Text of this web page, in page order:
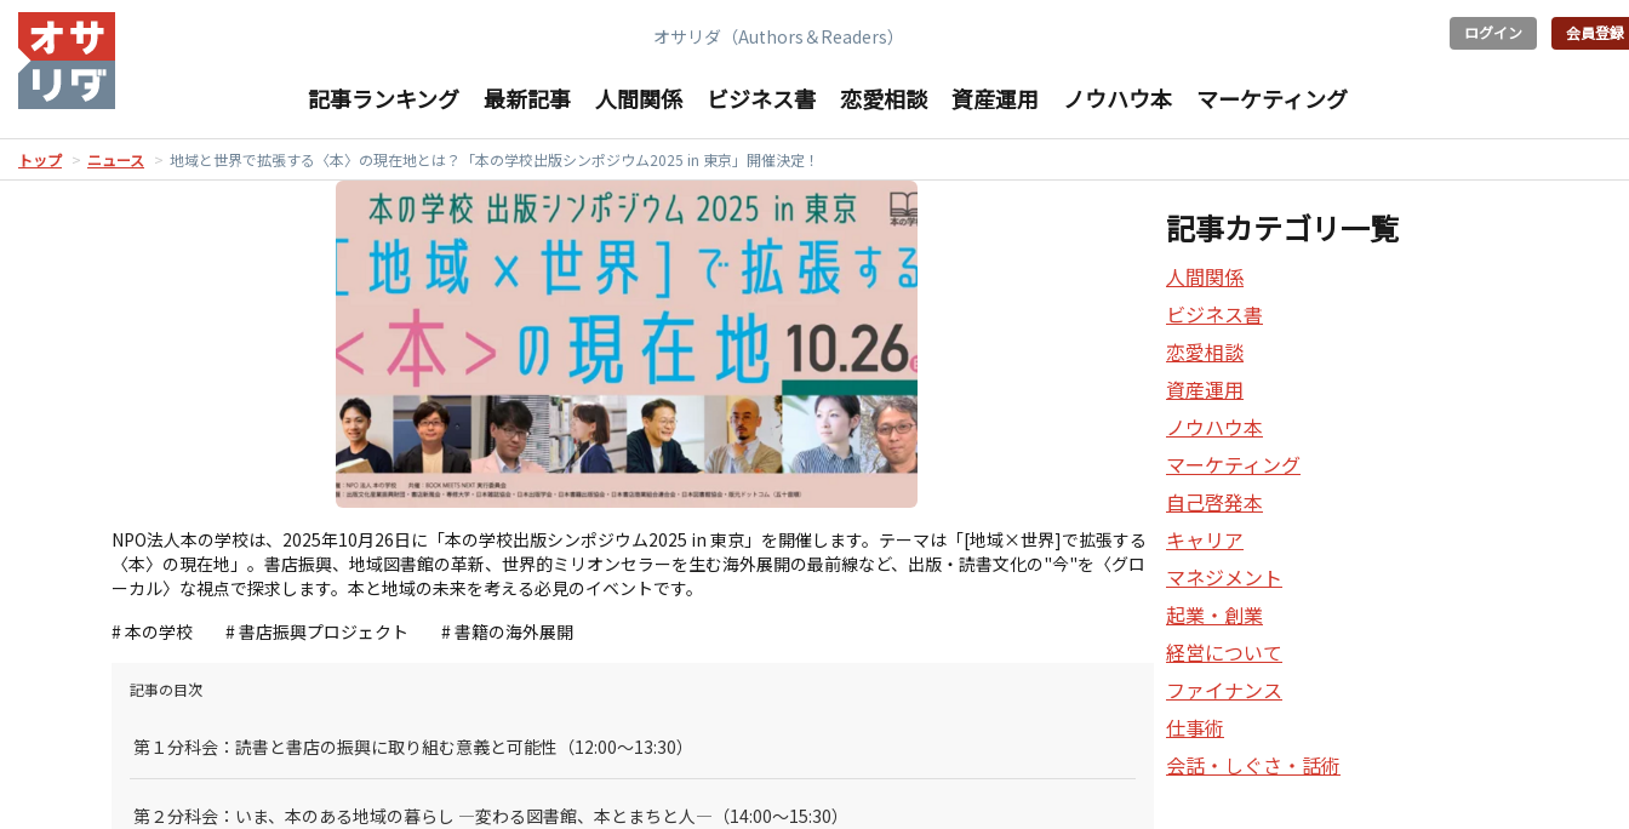
オサリダ（Authors＆Readers） ログイン 会員登録
記事ランキング 最新記事 人間関係 ビジネス書 恋愛相談 資産運用 ノウハウ本 マーケティング
トップ ニュース 地域と世界で拡張する〈本〉の現在地とは？「本の学校出版シンポジウム2025 in 東京」開催決定！
NPO法人本の学校は、2025年10月26日に「本の学校出版シンポジウム2025 in 東京」を開催します。テーマは「[地域×世界]で拡張する
〈本〉の現在地」。書店振興、地域図書館の革新、世界的ミリオンセラーを生む海外展開の最前線など、出版・読書文化の"今"を〈グロ
ーカル〉な視点で探求します。本と地域の未来を考える必見のイベントです。
# 本の学校
# 書店振興プロジェクト # 書籍の海外展開
記事の目次
第１分科会：読書と書店の振興に取り組む意義と可能性（12:00～13:30）
第２分科会：いま、本のある地域の暮らし ―変わる図書館、本とまちと人―（14:00～15:30）
記事カテゴリ一覧
人間関係
ビジネス書
恋愛相談
資産運用
ノウハウ本
マーケティング
自己啓発本
キャリア
マネジメント
起業・創業
経営について
ファイナンス
仕事術
会話・しぐさ・話術